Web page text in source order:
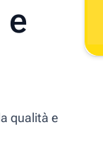
e
qualità e